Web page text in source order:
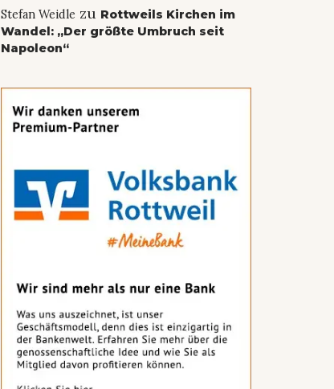
Stefan Weidle zu Rottweils Kirchen im
Wandel: „Der größte Umbruch seit
Napoleon“